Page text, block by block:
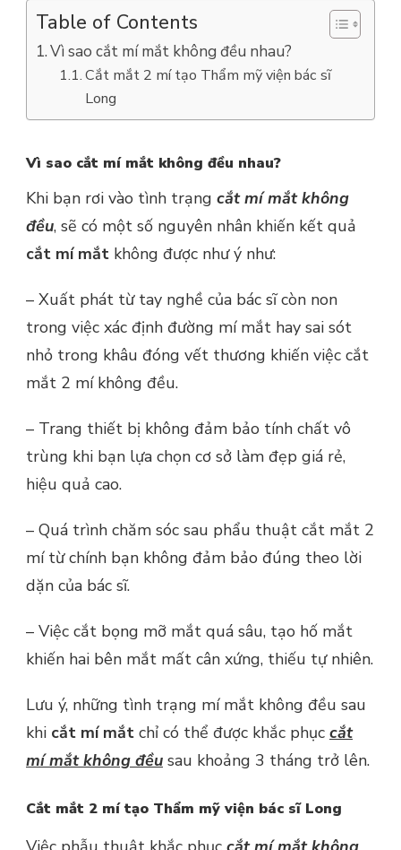
Table of Contents
Vì sao cắt mí mắt không đều nhau?
Cắt mắt 2 mí tạo Thẩm mỹ viện bác sĩ
Long
Vì sao cắt mí mắt không đều nhau?
Khi bạn rơi vào tình trạng cắt mí mắt không
đều, sẽ có một số nguyên nhân khiến kết quả
cắt mí mắt không được như ý như:
– Xuất phát từ tay nghề của bác sĩ còn non
trong việc xác định đường mí mắt hay sai sót
nhỏ trong khâu đóng vết thương khiến việc cắt
mắt 2 mí không đều.
– Trang thiết bị không đảm bảo tính chất vô
trùng khi bạn lựa chọn cơ sở làm đẹp giá rẻ,
hiệu quả cao.
– Quá trình chăm sóc sau phẩu thuật cắt mắt 2
mí từ chính bạn không đảm bảo đúng theo lời
dặn của bác sĩ.
– Việc cắt bọng mỡ mắt quá sâu, tạo hố mắt
khiến hai bên mắt mất cân xứng, thiếu tự nhiên.
Lưu ý, những tình trạng mí mắt không đều sau
khi cắt mí mắt chỉ có thể được khắc phục cắt
mí mắt không đều sau khoảng 3 tháng trở lên.
Cắt mắt 2 mí tạo Thẩm mỹ viện bác sĩ Long